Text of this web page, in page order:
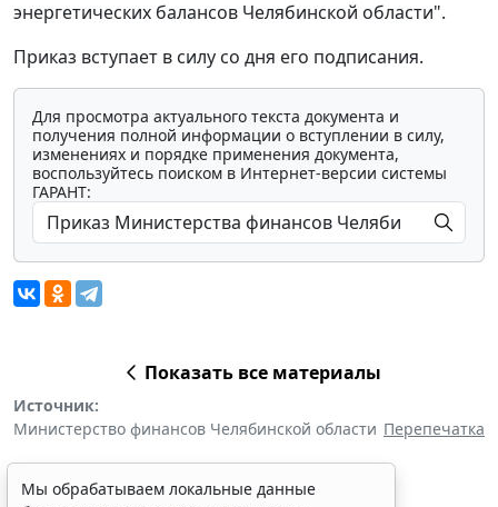
энергетических балансов Челябинской области".
Приказ вступает в силу со дня его подписания.
Для просмотра актуального текста документа и
получения полной информации о вступлении в силу,
изменениях и порядке применения документа,
воспользуйтесь поиском в Интернет-версии системы
ГАРАНТ:
Показать все материалы
Источник:
Министерство финансов Челябинской области Перепечатка
Мы обрабатываем локальные данные